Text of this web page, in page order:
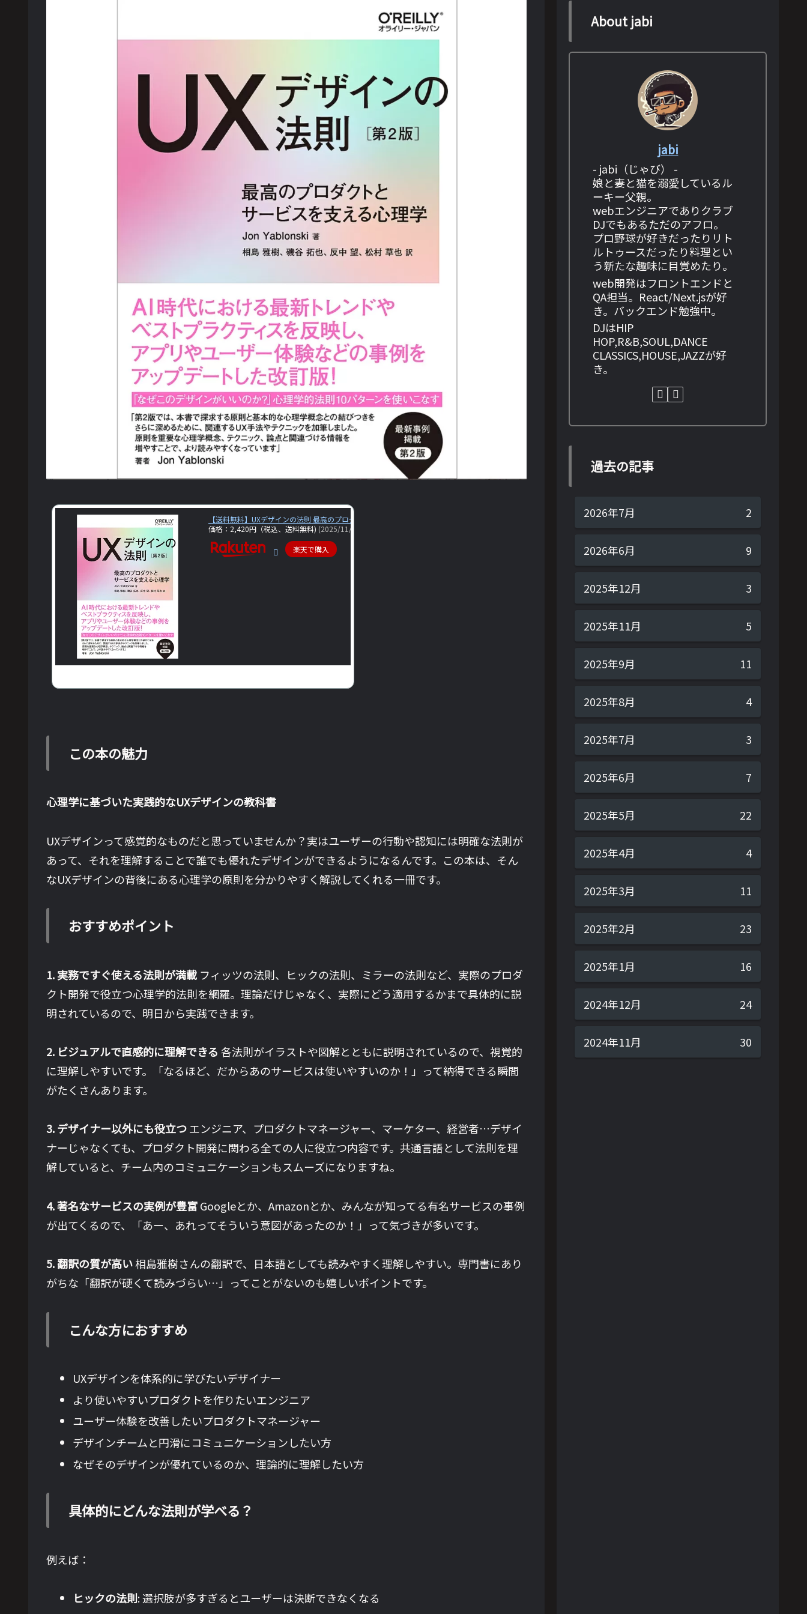
【送料無料】UXデザインの法則 最高のプロダクトとサービスを支える心理学／JonYablonski／相島雅樹
価格：2,420円（税込、送料無料) (2025/11/7時点)
楽天で購入
この本の魅力
心理学に基づいた実践的なUXデザインの教科書
UXデザインって感覚的なものだと思っていませんか？実はユーザーの行動や認知には明確な法則が
あって、それを理解することで誰でも優れたデザインができるようになるんです。この本は、そん
なUXデザインの背後にある心理学の原則を分かりやすく解説してくれる一冊です。
おすすめポイント
1. 実務ですぐ使える法則が満載 フィッツの法則、ヒックの法則、ミラーの法則など、実際のプロダ
クト開発で役立つ心理学的法則を網羅。理論だけじゃなく、実際にどう適用するかまで具体的に説
明されているので、明日から実践できます。
2. ビジュアルで直感的に理解できる 各法則がイラストや図解とともに説明されているので、視覚的
に理解しやすいです。「なるほど、だからあのサービスは使いやすいのか！」って納得できる瞬間
がたくさんあります。
3. デザイナー以外にも役立つエンジニア、プロダクトマネージャー、マーケター、経営者…デザイ
ナーじゃなくても、プロダクト開発に関わる全ての人に役立つ内容です。共通言語として法則を理
解していると、チーム内のコミュニケーションもスムーズになりますね。
4. 著名なサービスの実例が豊富Googleとか、Amazonとか、みんなが知ってる有名サービスの事例
が出てくるので、「あー、あれってそういう意図があったのか！」って気づきが多いです。
5. 翻訳の質が高い相島雅樹さんの翻訳で、日本語としても読みやすく理解しやすい。専門書にあり
がちな「翻訳が硬くて読みづらい…」ってことがないのも嬉しいポイントです。
こんな方におすすめ
UXデザインを体系的に学びたいデザイナー
より使いやすいプロダクトを作りたいエンジニア
ユーザー体験を改善したいプロダクトマネージャー
デザインチームと円滑にコミュニケーションしたい方
なぜそのデザインが優れているのか、理論的に理解したい方
具体的にどんな法則が学べる？
例えば：
ヒックの法則: 選択肢が多すぎるとユーザーは決断できなくなる
About jabi
jabi
- jabi（じゃび） -
娘と妻と猫を溺愛しているル
ーキー父親。
webエンジニアでありクラブ
DJでもあるただのアフロ。
プロ野球が好きだったりリト
ルトゥースだったり料理とい
う新たな趣味に目覚めたり。
web開発はフロントエンドと
QA担当。React/Next.jsが好
き。バックエンド勉強中。
DJはHIP
HOP,R&B,SOUL,DANCE
CLASSICS,HOUSE,JAZZが好
き。
過去の記事
2026年7月 2
2026年6月 9
2025年12月 3
2025年11月 5
2025年9月 11
2025年8月 4
2025年7月 3
2025年6月 7
2025年5月 22
2025年4月 4
2025年3月 11
2025年2月 23
2025年1月 16
2024年12月 24
2024年11月 30